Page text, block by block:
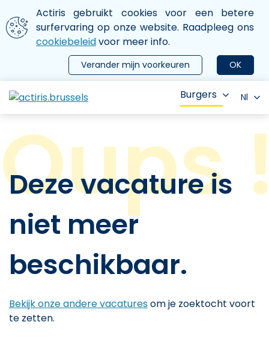
Aller au contenu principal
We gebruiken cookies
Actiris gebruikt cookies voor een betere
surfervaring op onze website. Raadpleeg ons
cookiebeleidvoor meer info.
OK
Verander mijn voorkeuren
le menu
Burgers Nl
Deze vacature is
niet meer
beschikbaar.
Bekijk onze andere vacaturesom je zoektocht voort
te zetten.